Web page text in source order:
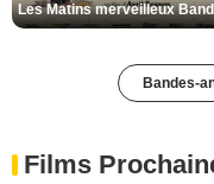
Bandes-
Films